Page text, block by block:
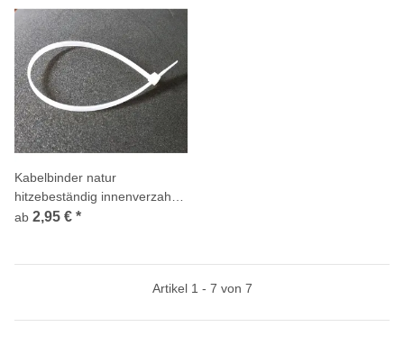
Kabelbinder natur
hitzebeständig innenverzahnt
Standard Polyamid 6.6
ab 2,95 € *
Artikel 1 - 7 von 7